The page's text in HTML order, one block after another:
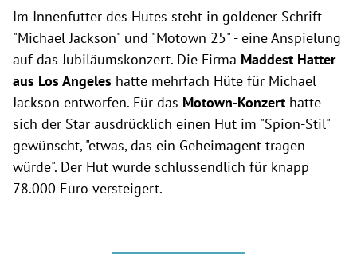
Im Innenfutter des Hutes steht in goldener Schrift
"Michael Jackson" und "Motown 25" - eine Anspielung
auf das Jubiläumskonzert. Die Firma Maddest Hatter
aus Los Angeles hatte mehrfach Hüte für Michael
Jackson entworfen. Für das Motown-Konzert hatte
sich der Star ausdrücklich einen Hut im "Spion-Stil"
gewünscht, "etwas, das ein Geheimagent tragen
würde". Der Hut wurde schlussendlich für knapp
78.000 Euro versteigert.